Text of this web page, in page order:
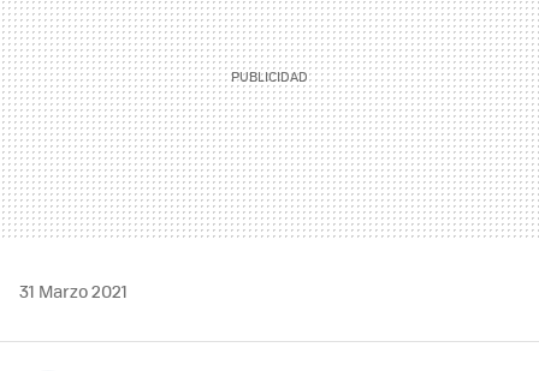
31 Marzo 2021